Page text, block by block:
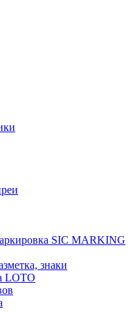
SIC MARKING
знаки
LOTO